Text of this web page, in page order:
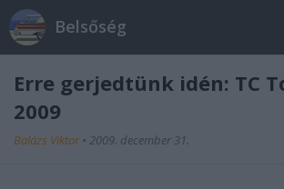
Belsőség
Erre gerjedtünk idén: TC
2009
Balázs Viktor • 2009. december 31.